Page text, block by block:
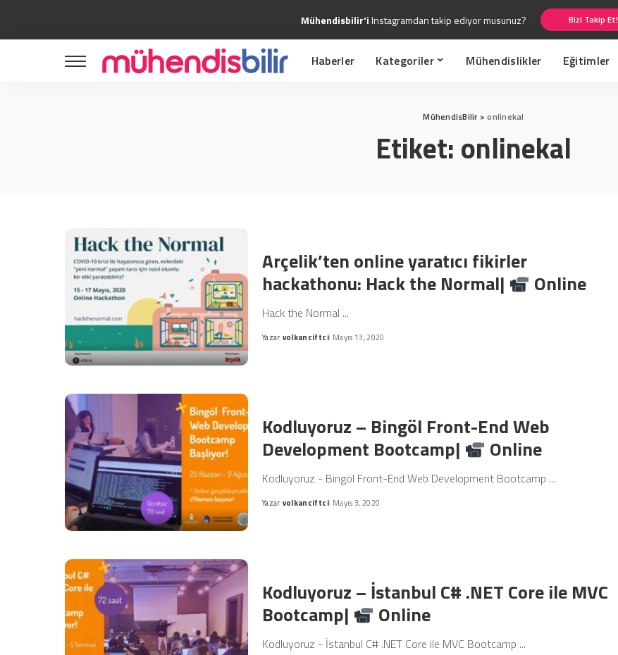
Mühendisbilir'iInstagramdan takip ediyor musunuz? Bizi Takip Et!
Haberler Kategoriler
Uzay
Kripto
Kültür Sanat
Otomotiv
Mühendislikler Eğitimler
Teknoloji
Girişimcilik
Otomotiv
MühendisBilir >onlinekal
Etiket:onlinekal
Arçelik’ten online yaratıcı fikirler
hackathonu: Hack the Normal|
Online
Hack the Normal ...
Posted
Yazar volkanciftci Mayıs 13, 2020
Kodluyoruz – Bingöl Front-End Web
Development Bootcamp|
Online
Kodluyoruz - Bingöl Front-End Web Development Bootcamp ...
Posted
Yazar volkanciftci Mayıs 3, 2020
Kodluyoruz – İstanbul C# .NET Core ile MVC
Bootcamp|
Online
Kodluyoruz - İstanbul C# .NET Core ile MVC Bootcamp ...